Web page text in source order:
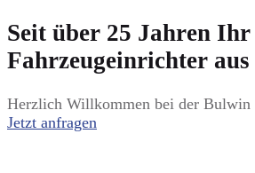
Seit über 25 Jahren Ihr
Fahrzeugeinrichter aus
Herzlich Willkommen bei der Bulwin
Jetzt anfragen